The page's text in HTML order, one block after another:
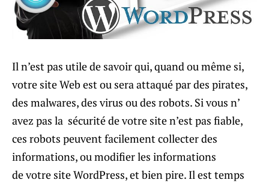
Il n’est pas utile de savoir qui, quand ou même si,
votre site Web est ou sera attaqué par des pirates,
des malwares, des virus ou des robots. Si vous n’
avez pas la sécurité de votre site n’est pas fiable,
ces robots peuvent facilement collecter des
informations, ou modifier les informations
de votre site WordPress, et bien pire. Il est temps